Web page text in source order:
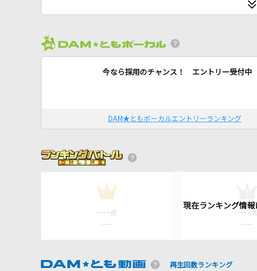
今なら採用のチャンス！ エントリー受付中
DAM★ともボーカルエントリーランキング
1
---- 点
----
---- 点
----
再生回数ランキング